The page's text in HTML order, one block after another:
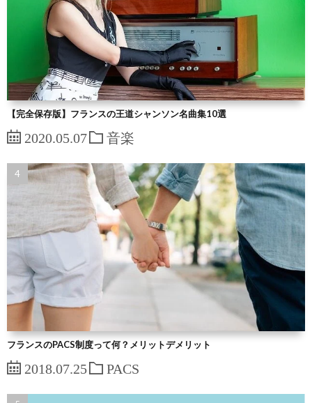
【完全保存版】フランスの王道シャンソン名曲集10選
2020.05.07 音楽
フランスのPACS制度って何？メリットデメリット
2018.07.25 PACS